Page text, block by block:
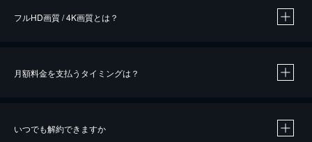
※40％ポイント還元の対象は、クレジットカード決済による作品の購入 / レンタルです。
フルHD画質 / 4K画質とは？
月額料金を支払うタイミングは？
いつでも解約できますか